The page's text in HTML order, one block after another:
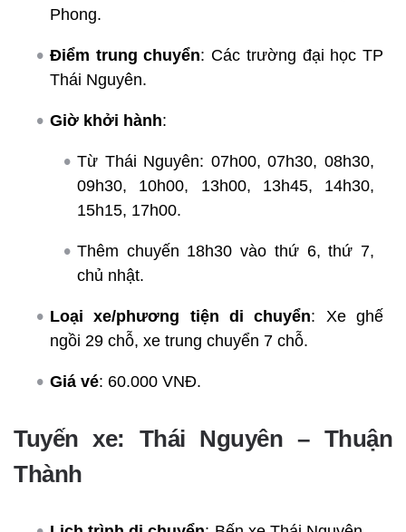
Phong.
Điểm trung chuyển: Các trường đại học TP
Thái Nguyên.
Giờ khởi hành:
Từ Thái Nguyên: 07h00, 07h30, 08h30,
09h30, 10h00, 13h00, 13h45, 14h30,
15h15, 17h00.
Thêm chuyến 18h30 vào thứ 6, thứ 7,
chủ nhật.
Loại xe/phương tiện di chuyển: Xe ghế
ngồi 29 chỗ, xe trung chuyển 7 chỗ.
Giá vé: 60.000 VNĐ.
Tuyến xe: Thái Nguyên – Thuận
Thành